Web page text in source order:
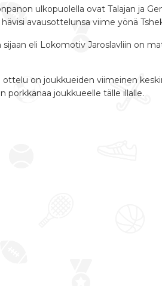
ulkopuolella ovat Talajan ja
avausottelunsa viime yönä
eli Lokomotiv Jaroslavliin on
ottelu on joukkueiden viimeinen
porkkanaa joukkueelle tälle illalle.